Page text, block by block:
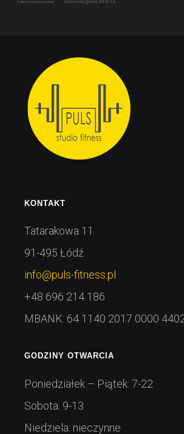
KONTAKT
Tatarakowa 11
91-495 Łódź
info@puls-fitness.pl
+48 696 214 186
MBANK: 64 1140 2017 0000
GODZINY OTWARCIA
Poniedziałek – Piątek: 7-22
Sobota: 9-13
Niedziela: nieczynne